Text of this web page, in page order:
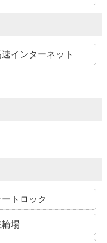
インターネット
ートロック
輪場